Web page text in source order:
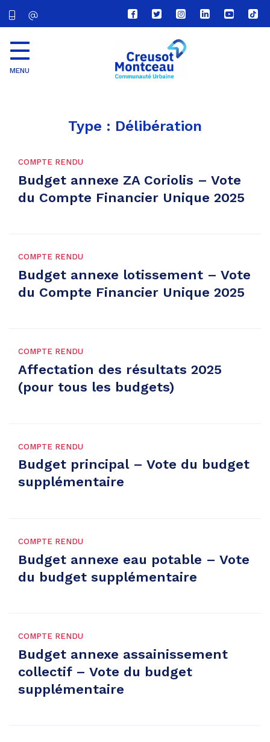
Lien
vers
compte
Facebook
Lien
vers
compte
Twitter
Lien
vers
le
compte
Lien
vers
Lien
vers
Lien
vers
MENU
Type : Délibération
COMPTE RENDU
Budget annexe ZA Coriolis – Vote
du Compte Financier Unique 2025
COMPTE RENDU
Budget annexe lotissement – Vote
du Compte Financier Unique 2025
COMPTE RENDU
Affectation des résultats 2025
(pour tous les budgets)
COMPTE RENDU
Budget principal – Vote du budget
supplémentaire
COMPTE RENDU
Budget annexe eau potable – Vote
du budget supplémentaire
COMPTE RENDU
Budget annexe assainissement
collectif – Vote du budget
supplémentaire